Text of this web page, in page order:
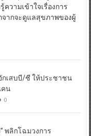
วามเข้าใจเรื่องการ
ากจะดูแลสุขภาพของผู้
กเสบบี/ซี ให้ประชาชน
คน
0
พลิกโฉมวงการ